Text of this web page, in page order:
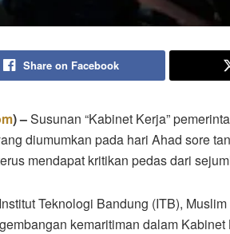
Share on Facebook
) –Susunan “Kabinet Kerja”
diumumkan pada hari Ahad sore
mendapat kritikan pedas dari
Teknologi Bandung (ITB),
kemaritiman dalam